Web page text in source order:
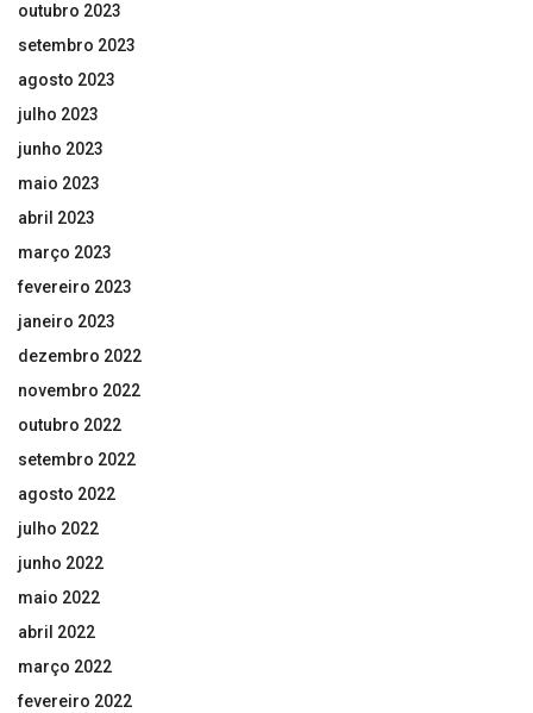
outubro 2023
setembro 2023
agosto 2023
julho 2023
junho 2023
maio 2023
abril 2023
março 2023
fevereiro 2023
janeiro 2023
dezembro 2022
novembro 2022
outubro 2022
setembro 2022
agosto 2022
julho 2022
junho 2022
maio 2022
abril 2022
março 2022
fevereiro 2022